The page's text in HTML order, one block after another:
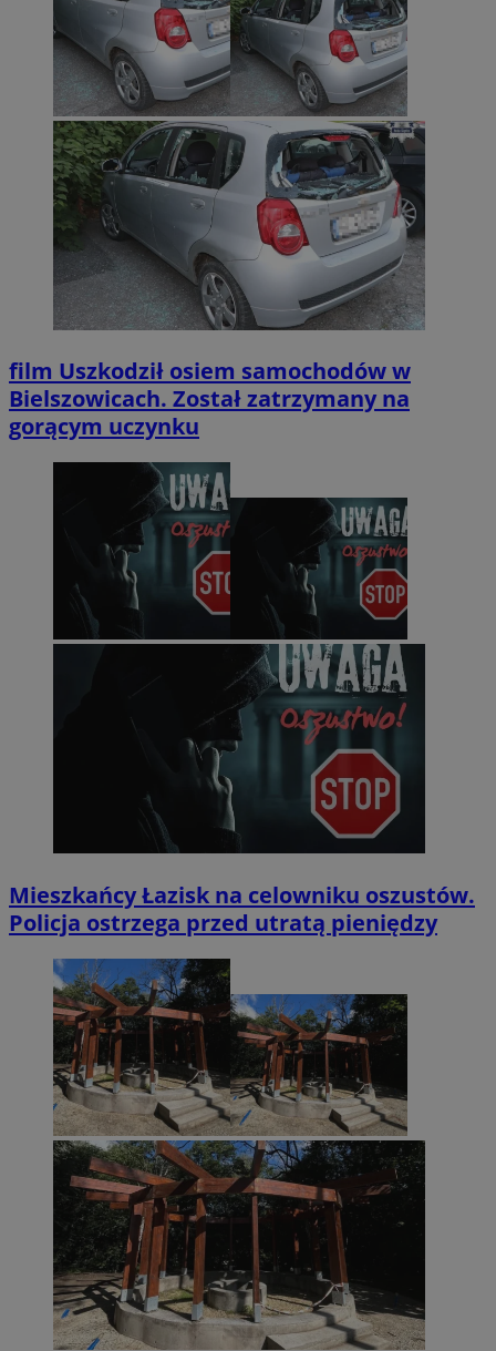
film Uszkodził osiem samochodów w
Bielszowicach. Został zatrzymany na
gorącym uczynku
Mieszkańcy Łazisk na celowniku oszustów.
Policja ostrzega przed utratą pieniędzy